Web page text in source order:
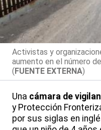
Activistas y
aumento en el número
(FUENTE EXTERNA)
Una cámara de
y Protección
por sus siglas en